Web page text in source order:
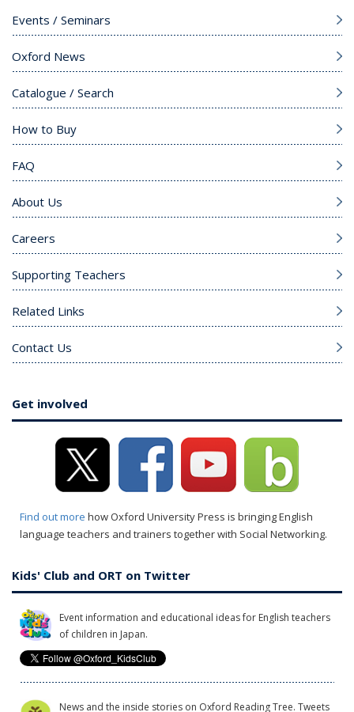
Events / Seminars
Oxford News
Catalogue / Search
How to Buy
FAQ
About Us
Careers
Supporting Teachers
Related Links
Contact Us
Get involved
Find out more how Oxford University Press is bringing English
language teachers and trainers together with Social Networking.
Kids' Club and ORT on Twitter
Event information and educational ideas for English teachers
of children in Japan.
News and the inside stories on Oxford Reading Tree. Tweets